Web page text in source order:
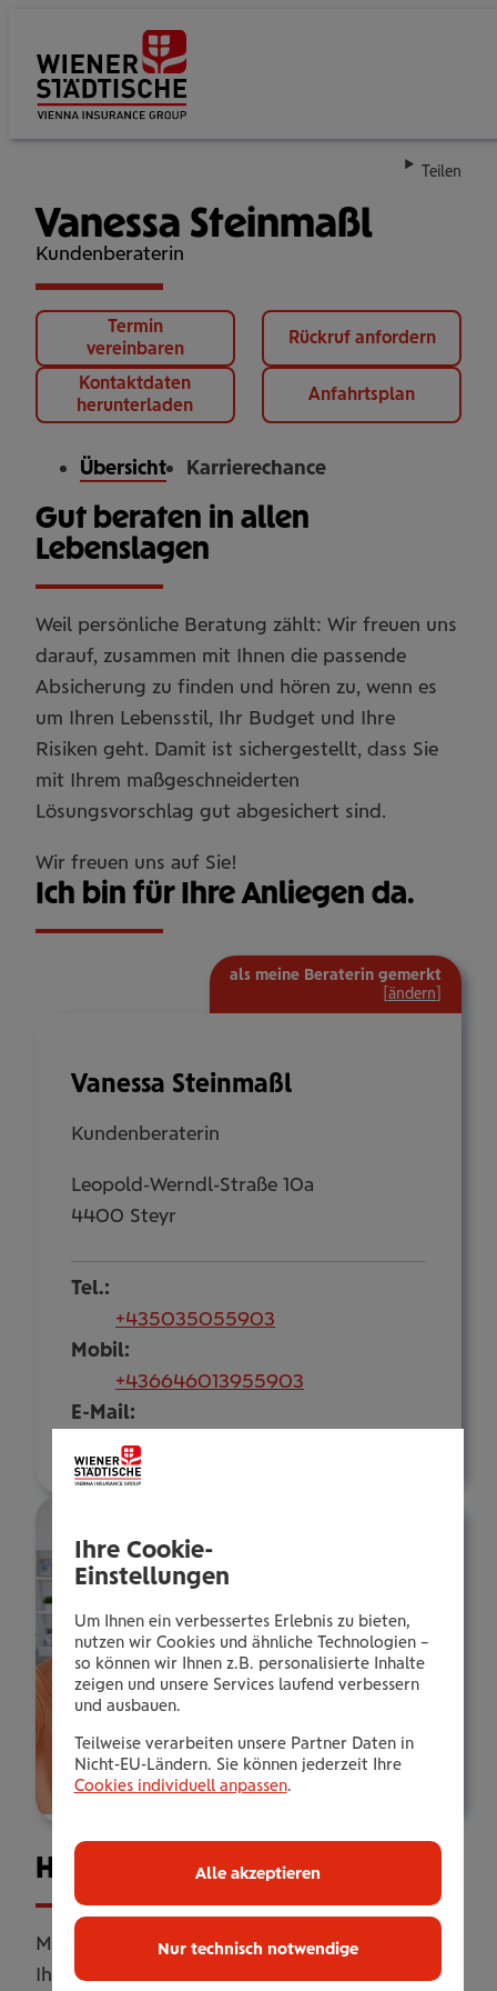
Teilen
Vanessa Steinmaßl
Kundenberaterin
Termin
vereinbaren
Rückruf anfordern
Kontaktdaten
herunterladen
Anfahrtsplan
Übersicht Karrierechance
Gut beraten in allen
Lebenslagen
Weil persönliche Beratung zählt: Wir freuen uns
darauf, zusammen mit Ihnen die passende
Absicherung zu finden und hören zu, wenn es
um Ihren Lebensstil, Ihr Budget und Ihre
Risiken geht. Damit ist sichergestellt, dass Sie
mit Ihrem maßgeschneiderten
Lösungsvorschlag gut abgesichert sind.
Wir freuen uns auf Sie!
Ich bin für Ihre Anliegen da.
Vanessa Steinmaßl
Kundenberaterin
Leopold-Werndl-Straße 10a
4400 Steyr
Tel.:
+435035055903
Mobil:
+436646013955903
E-Mail:
v.steinmassl@wienerstaedtische.at
als meine Beraterin gemerkt
ändern
Haus­halts­ver­si­che­rung
Mit unserer Haushaltsversicherung sichern Sie
Ihr Zuhause umfassend ab. Online oder
Ihre Cookie-
Einstellungen
Um Ihnen ein verbessertes Erlebnis zu bieten,
nutzen wir Cookies und ähnliche Technologien –
so können wir Ihnen z.B. personalisierte Inhalte
zeigen und unsere Services laufend verbessern
und ausbauen.
Teilweise verarbeiten unsere Partner Daten in
Nicht-EU-Ländern. Sie können jederzeit Ihre
Cookies individuell anpassen.
Nur technisch notwendige
Alle akzeptieren